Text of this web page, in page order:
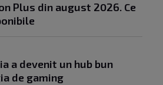
Plus din august 2026. Ce
a devenit un hub bun
de gaming